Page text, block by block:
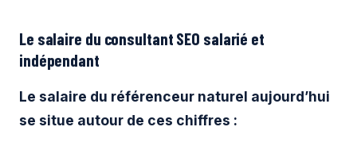
Le salaire du consultant SEO salarié et
indépendant
Le salaire du référenceur naturel aujourd’hui
se situe autour de ces chiffres :